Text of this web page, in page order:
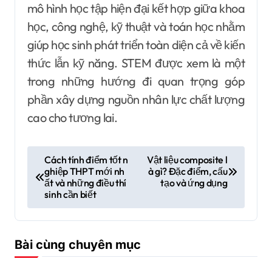
mô hình học tập hiện đại kết hợp giữa khoa
học, công nghệ, kỹ thuật và toán học nhằm
giúp học sinh phát triển toàn diện cả về kiến
thức lẫn kỹ năng. STEM được xem là một
trong những hướng đi quan trọng góp
phần xây dựng nguồn nhân lực chất lượng
cao cho tương lai.
u
h
Cách tính điểm tốt n
ghiệp THPT mới nh
ất và những điều thí
sinh cần biết
Vật liệu composite l
à gì? Đặc điểm, cấu
tạo và ứng dụng
Bài cùng chuyên mục